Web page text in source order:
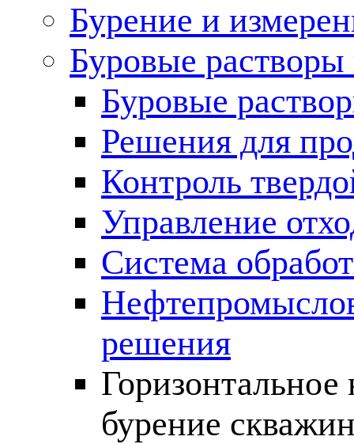
Бурение и
Буровые
Буровые
Решения для
Контроль
Управление
Система
решения
Горизонтальное
бурение